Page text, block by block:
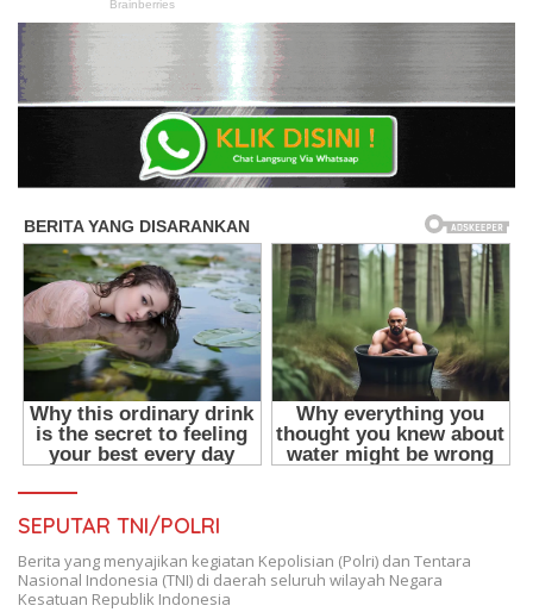
SEPUTAR TNI/POLRI
Berita yang menyajikan kegiatan Kepolisian (Polri) dan Tentara
Nasional Indonesia (TNI) di daerah seluruh wilayah Negara
Kesatuan Republik Indonesia